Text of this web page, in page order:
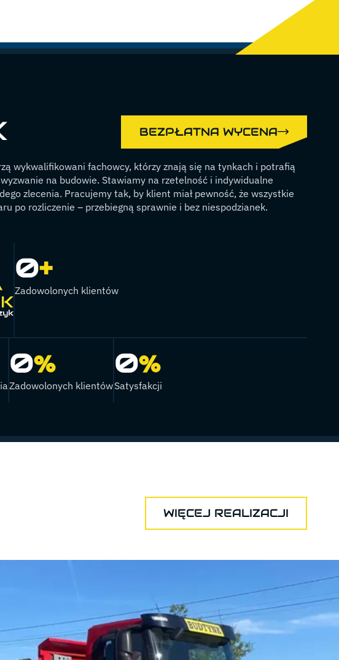
BEZPŁATNA WYCENA
wykwalifikowani fachowcy, którzy znają się na tynkach i potrafią
na budowie. Stawiamy na rzetelność i indywidualne
zlecenia. Pracujemy tak, by klient miał pewność, że wszystkie
po rozliczenie – przebiegną sprawnie i bez niespodzianek.
Zadowolonych klientów
0+
Zadowolonych klientów
0%
Satysfakcji
0%
WIĘCEJ REALIZACJI